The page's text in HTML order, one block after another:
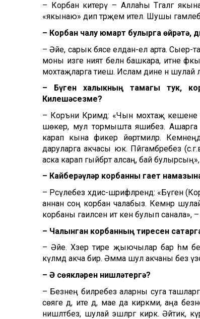
– Корбан китерү – Аллаһы Тәгаләгә
«якынаю» дип тәрҗемә ителә. Шушы
– Корбан чалу юмарт булырга өйрәтә,
– Әйе, сарык бәясе елдан-ел арта. Сыер-
моны изге ният белән башкара, итне
мохтаҗларга тиеш. Ислам дине әнә шулай
– Бүген халыкның тамагы тук,
Килешәсезме?
– Коръәни Кәримдә: «Чын мохтаҗ
шөкер, мул тормышта яшибез. Ашарга
карап кына фикер йөртмиләр.
даруларга акчасы юк. Пәйгамбәребез
аска карап гыйбрәт алсаң, бай булырсың»,
– Кайберәүләр корбанны гает
– Рәсүлебез хәдис-шәрифләрендә: «Бүген
аннан соң корбан чалабыз. Кемнәр
корбаны гаиләсенә ит кенә булып санала»,
– Чалынган корбанның тиресен
– Әйе. Хәзер тире җыючылар бар һәм
күләмдә акча бирә. Әмма шул акчаны без
– Ә сөякләрен нишләтергә?
– Безнең әбиләребез аларны суга
сөяге дә, ите дә, мае да кирәкми, аңа
нишләтәбез, шулай эшләргә кирәк. Әйтик,